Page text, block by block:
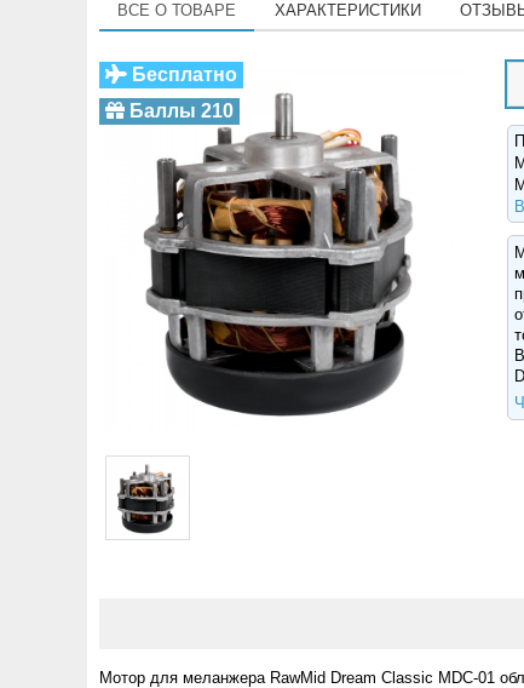
ВСЕ О ТОВАРЕ ХАРАКТЕРИСТИКИ
Бесплатно
Баллы 210
Мотор для меланжера RawMid Dream Classic MDC-01